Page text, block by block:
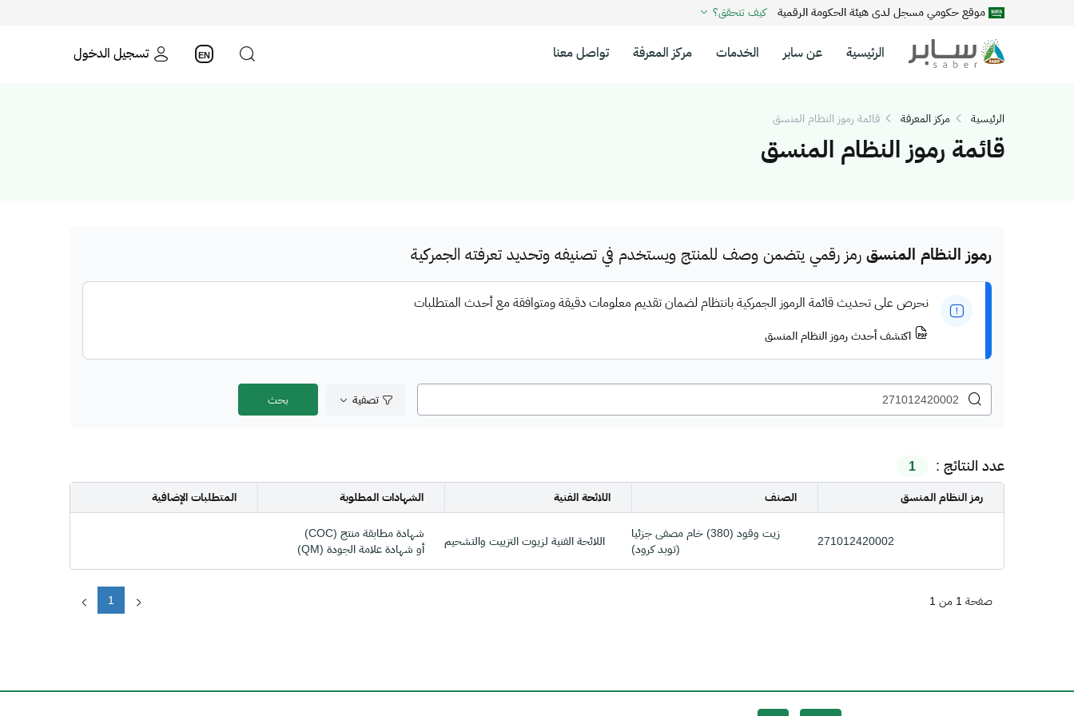
موقع حكومي مسجل لدى هيئة الحكومة الرقمية كيف تتحقق؟
الرئيسية عن سابر الخدمات مركز المعرفة تواصل معنا تسجيل الدخول EN
الرئيسية مركز المعرفة قائمة رموز النظام المنسق
قائمة رموز النظام المنسق
رموز النظام المنسق رمز رقمي يتضمن وصف للمنتج ويستخدم في تصنيفه وتحديد تعرفته الجمركية
نحرص على تحديث قائمة الرموز الجمركية بانتظام لضمان تقديم معلومات دقيقة ومتوافقة مع أحدث المتطلبات
اكتشف أحدث رموز النظام المنسق
تصفية
عدد النتائج : 1
رمز النظام المنسق الصنف اللائحة الفنية الشهادات المطلوبة المتطلبات الإضافية
271012420002
زيت وقود (380) خام مصفى جزئيا
(توبد كرود)
اللائحة الفنية لزيوت التزييت والتشحيم
شهادة مطابقة منتج (COC)
أو شهادة علامة الجودة (QM)
1 صفحة 1 من 1